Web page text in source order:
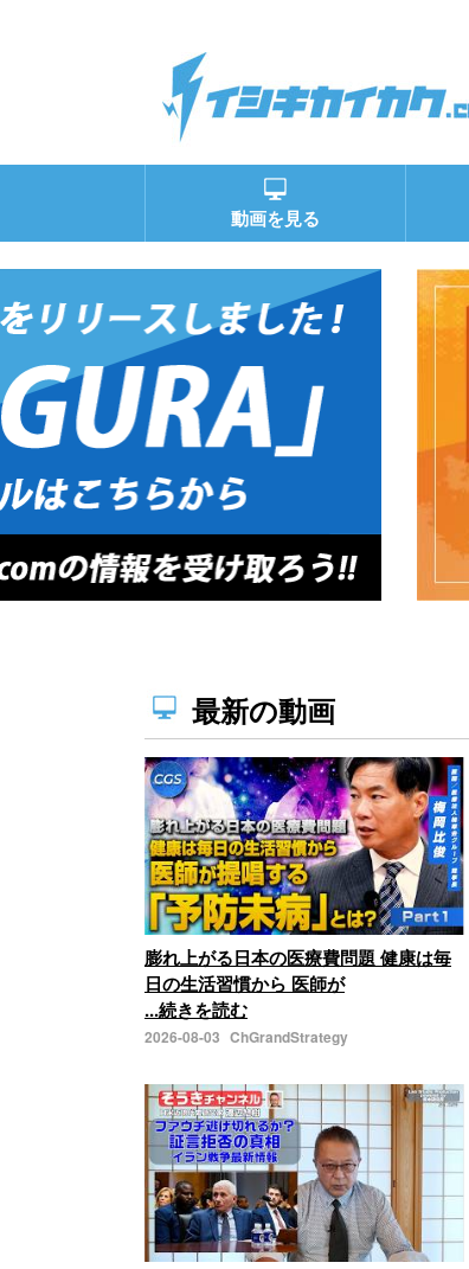
動画を見る
最新の動画
膨れ上がる日本の医療費問題 健康は毎
日の生活習慣から 医師が
...続きを読む
2026-08-03 ChGrandStrategy